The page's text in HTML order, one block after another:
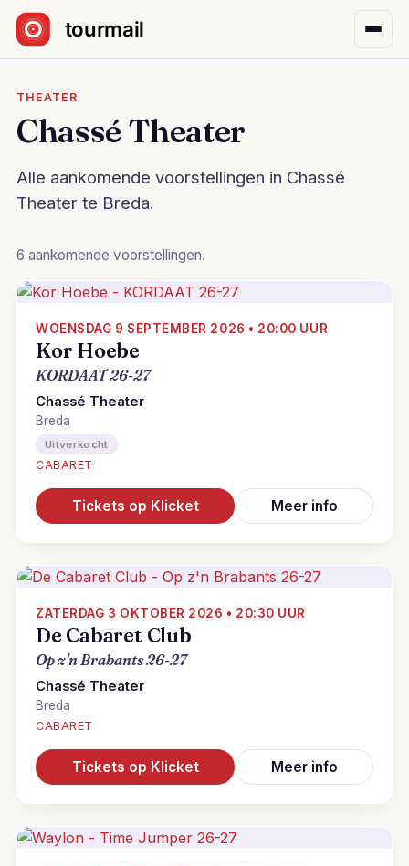
Sla navigatie over
THEATER
Chassé Theater
Alle aankomende voorstellingen in Chassé
Theater te Breda.
6 aankomende voorstellingen.
WOENSDAG 9 SEPTEMBER 2026 • 20:00 UUR
Kor Hoebe
KORDAAT 26-27
Chassé Theater
Breda
Uitverkocht
CABARET
Tickets op Klicket Meer info
ZATERDAG 3 OKTOBER 2026 • 20:30 UUR
De Cabaret Club
Op z'n Brabants 26-27
Chassé Theater
Breda
CABARET
Tickets op Klicket Meer info